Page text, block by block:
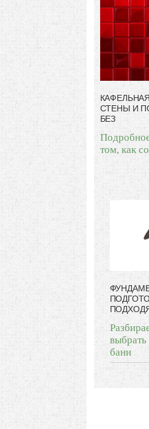
СТЕНЫ И
БЕЗ
том, как
бани